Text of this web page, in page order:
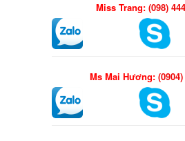
Miss Trang: (098)
Ms Mai Hương: